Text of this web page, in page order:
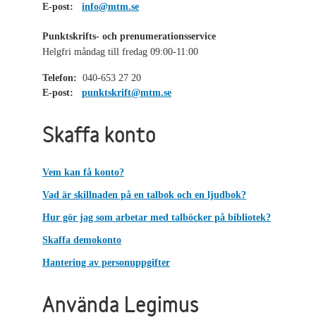
E-post:
info@mtm.se
Punktskrifts- och prenumerationsservice
Helgfri måndag till fredag 09:00-11:00
Telefon: 040-653 27 20
E-post:
punktskrift@mtm.se
Skaffa konto
Vem kan få konto?
Vad är skillnaden på en talbok och en ljudbok?
Hur gör jag som arbetar med talböcker på bibliotek?
Skaffa demokonto
Hantering av personuppgifter
Använda Legimus